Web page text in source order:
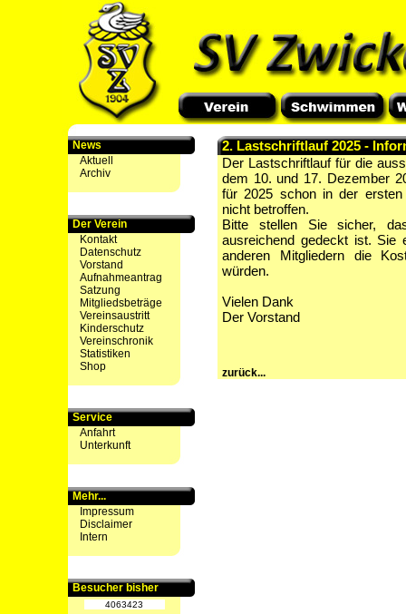
News
Aktuell
Archiv
Der Verein
Kontakt
Datenschutz
Vorstand
Aufnahmeantrag
Satzung
Mitgliedsbeträge
Vereinsaustritt
Kinderschutz
Vereinschronik
Statistiken
Shop
Service
Anfahrt
Unterkunft
Mehr...
Impressum
Disclaimer
Intern
Besucher bisher
4063423
2. Lastschriftlauf 2025 -
Der Lastschriftlauf für die
dem 10. und 17. Dezember
für 2025 schon in der ersten
nicht betroffen.
Bitte stellen Sie sicher,
ausreichend gedeckt ist. Sie
anderen Mitgliedern die
würden.
Vielen Dank
Der Vorstand
zurück...